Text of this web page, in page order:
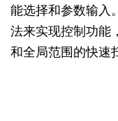
能选择和参数输入
法来实现控制功能
和全局范围的快速